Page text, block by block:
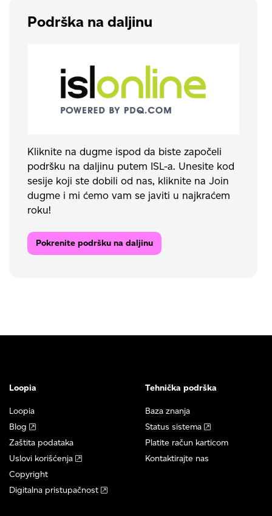
Podrška na daljinu
Kliknite na dugme ispod da biste započeli
podršku na daljinu putem ISL-a. Unesite kod
sesije koji ste dobili od nas, kliknite na Join
dugme i mi ćemo vam se javiti u najkraćem
roku!
Pokrenite podršku na daljinu
Loopia
Loopia
Blog
Zaštita podataka
Uslovi korišćenja
Copyright
Digitalna pristupačnost
Tehnička podrška
Baza znanja
Status sistema
Platite račun karticom
Kontaktirajte nas